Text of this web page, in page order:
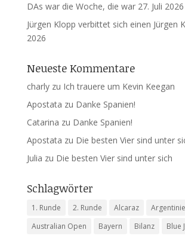
DAs war die Woche, die war 27. Juli 2026
Jürgen Klopp verbittet sich einen Jürgen
2026
Neueste Kommentare
charlyzu Ich trauere um Kevin Keegan
Apostata zu Danke Spanien!
Catarina zu Danke Spanien!
Apostata zu Die besten Vier sind unter
Julia zu Die besten Vier sind unter sich
Schlagwörter
1. Runde 2. Runde Alcaraz
Australian Open
Bayern Bilanz
Blue